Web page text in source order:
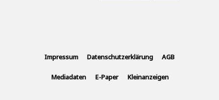
Impressum Datenschutzerklärung AGB
Mediadaten E-Paper Kleinanzeigen